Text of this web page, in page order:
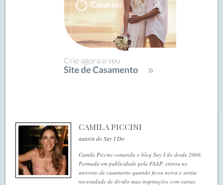
CAMILA PICCINI
autora do Say I Do
Camila Piccini comanda o blog Say I do desde 2009.
Formada em publicidade pela FAAP, entrou no
universo de casamento quando ficou noiva e sentiu
necessidade de dividir suas inspirações com outras